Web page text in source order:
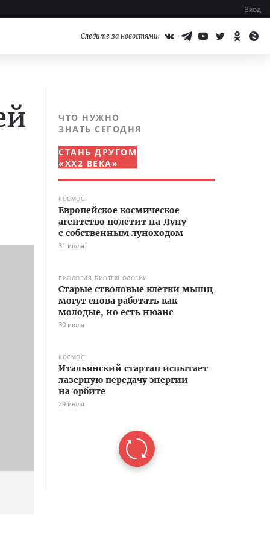
Вход
Следите за новостями:
ЧТО НУЖНО
ЗНАТЬ СЕГОДНЯ
СТАНЬ ДРУГОМ
«XX2 ВЕКА»
КОСМОС
Европейское космическое
агентство полетит на Луну
с собственным луноходом
31 июля
БИОЛОГИЯ, БИОТЕХНОЛОГИИ
Старые стволовые клетки мышц
могут снова работать как
молодые, но есть нюанс
30 июля
КОСМОС
Итальянский стартап испытает
лазерную передачу энергии
на орбите
29 июля